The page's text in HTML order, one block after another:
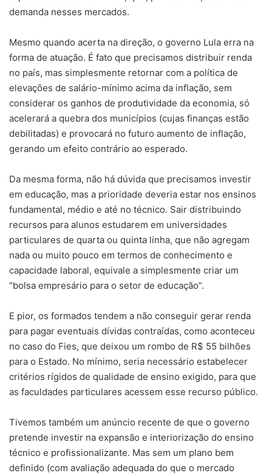
demanda nesses mercados.
Mesmo quando acerta na direção, o governo Lula erra na
forma de atuação. É fato que precisamos distribuir renda
no país, mas simplesmente retornar com a política de
elevações de salário-mínimo acima da inflação, sem
considerar os ganhos de produtividade da economia, só
acelerará a quebra dos municípios (cujas finanças estão
debilitadas) e provocará no futuro aumento de inflação,
gerando um efeito contrário ao esperado.
Da mesma forma, não há dúvida que precisamos investir
em educação, mas a prioridade deveria estar nos ensinos
fundamental, médio e até no técnico. Sair distribuindo
recursos para alunos estudarem em universidades
particulares de quarta ou quinta linha, que não agregam
nada ou muito pouco em termos de conhecimento e
capacidade laboral, equivale a simplesmente criar um
“bolsa empresário para o setor de educação”.
E pior, os formados tendem a não conseguir gerar renda
para pagar eventuais dívidas contraídas, como aconteceu
no caso do Fies, que deixou um rombo de R$ 55 bilhões
para o Estado. No mínimo, seria necessário estabelecer
critérios rígidos de qualidade de ensino exigido, para que
as faculdades particulares acessem esse recurso público.
Tivemos também um anúncio recente de que o governo
pretende investir na expansão e interiorização do ensino
técnico e profissionalizante. Mas sem um plano bem
definido (com avaliação adequada do que o mercado